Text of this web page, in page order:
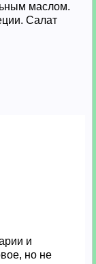
маслом.
Салат
и
но не